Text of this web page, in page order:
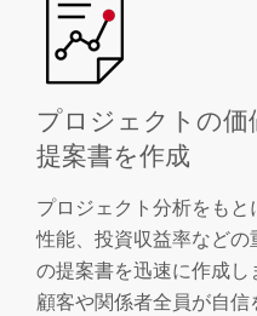
プロジェクトの価
提案書を作成
プロジェクト分析をも
性能、投資収益率など
の提案書を迅速に作成し
顧客や関係者全員が自